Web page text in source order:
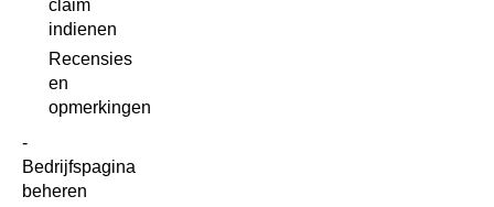
claim
indienen
Recensies
en
opmerkingen
Bedrijfspagina
beheren